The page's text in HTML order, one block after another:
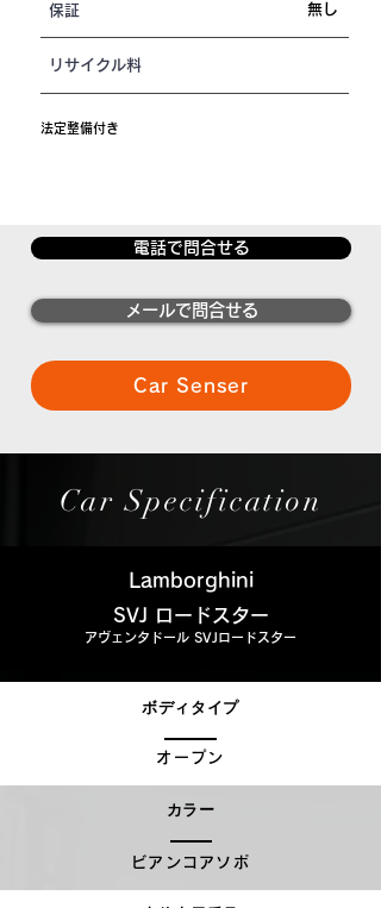
保証 無し
リサイクル料
法定整備付き
電話で問合せる
メールで問合せる
Car Senser
Car Specification
Lamborghini
SVJ ロードスター
アヴェンタドール SVJロードスター
ボディタイプ
オープン
カラー
ビアンコアソポ